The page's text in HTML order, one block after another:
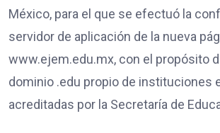
México, para el que se efectuó la
servidor de aplicación de la nueva
www.ejem.edu.mx, con el propósito
dominio .edu propio de instituciones
acreditadas por la Secretaría de